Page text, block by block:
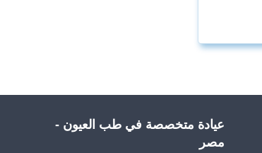
عيادة متخصصة في طب العيون -
مصر